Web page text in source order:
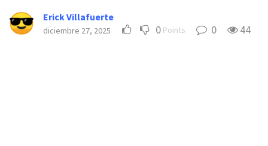
Erick Villafuerte
diciembre 27, 2025 0 Points 0 44